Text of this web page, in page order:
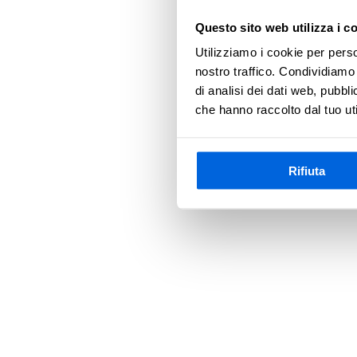
Questo sito web utilizza i
Utilizziamo i cookie per
nostro traffico.
di analisi dei dati web,
che hanno raccolto dal tuo
Rifiuta
Application